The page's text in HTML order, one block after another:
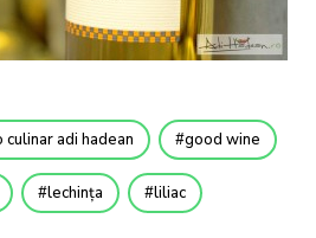
culinar adi hadean good wine
lechința liliac